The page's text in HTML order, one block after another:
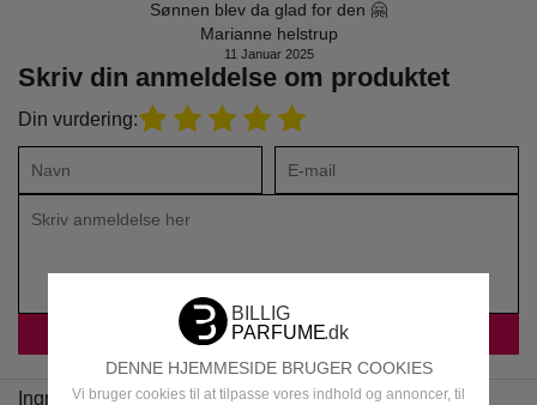
DENNE HJEMMESIDE BRUGER COOKIES
Vi bruger cookies til at tilpasse vores indhold og annoncer, til
Skriv din anmeldelse om produktet
Din vurdering:
Sønnen blev da glad for den 🤗
Marianne helstrup
11 Januar 2025
Ingredienser